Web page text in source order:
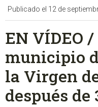
Publicado el 12 de
EN VÍDEO
municipio
la Virgen
después de